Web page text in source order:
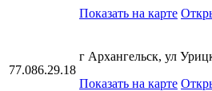
Показать на карте
77.086.29.18
г Архангельск, ул
Показать на карте